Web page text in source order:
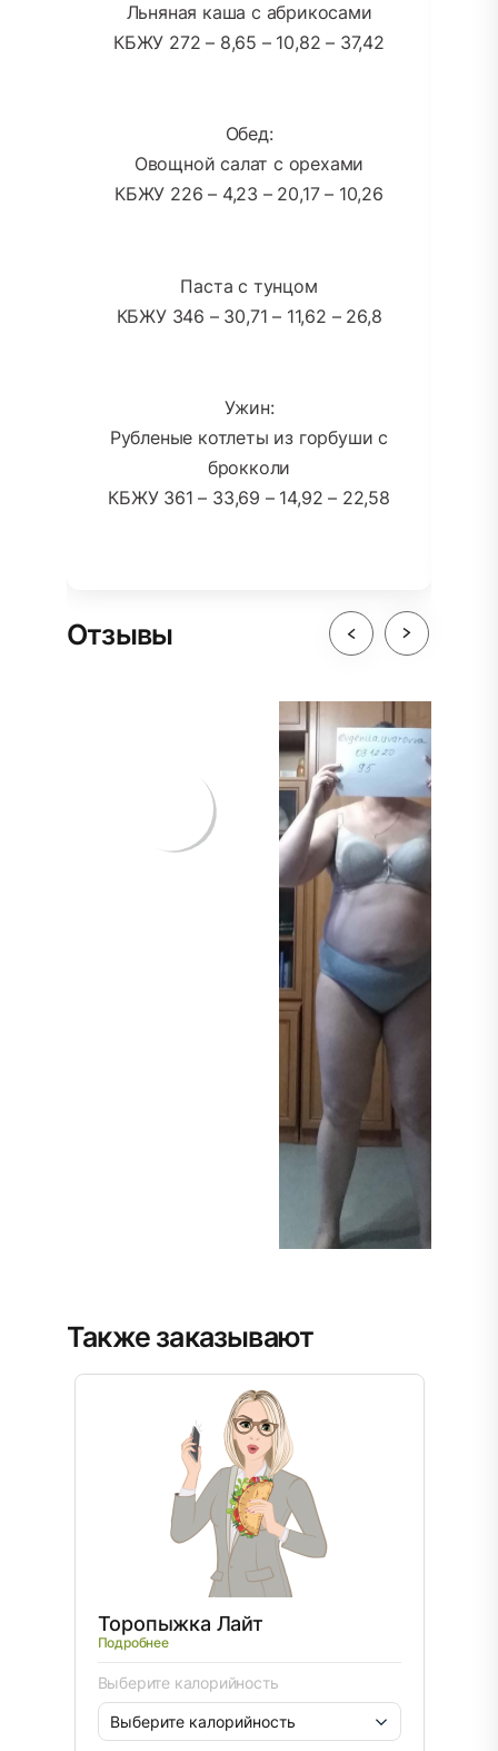
Льняная каша с абрикосами
КБЖУ 272 – 8,65 – 10,82 – 37,42
Обед:
Овощной салат с орехами
КБЖУ 226 – 4,23 – 20,17 – 10,26
Паста с тунцом
КБЖУ 346 – 30,71 – 11,62 – 26,8
Ужин:
Рубленые котлеты из горбуши с
брокколи
КБЖУ 361 – 33,69 – 14,92 – 22,58
Отзывы
Также заказывают
Торопыжка Лайт
Подробнее
Выберите калорийность